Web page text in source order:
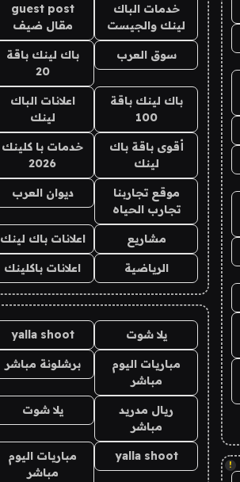
!
خدمات الباك
لينك والجيست
guest post
مقال ضيف
سوق العرب
باك لينك باقة
20
باك لينك باقة
100
اعلانات الباك
لينك
أقوى باقة باك
لينك
خدمات با كلينك
2026
موقع تجاربنا
تجارب الحياه
ديوان العرب
مشاريع اعلانات باك لينك
الرياضية اعلانات باكلينك
يلا شوت yalla shoot
مباريات اليوم
مباشر
برشلونة مباشر
ريال مدريد
مباشر
يلا شوت
yalla shoot
مباريات اليوم
مباشر